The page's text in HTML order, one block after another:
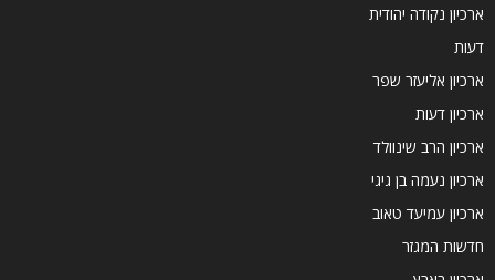
ארכיון נקודה יהודית
דעות
ארכיון אליעזר שפר
ארכיון דעות
ארכיון הרב שינוולד
ארכיון נעמה בן גיגי
ארכיון עמיעד טאוב
חדשות המגזר